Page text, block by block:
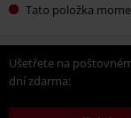
Tato položka
Ušetřete na
dní zdarma: